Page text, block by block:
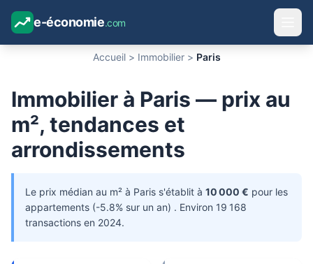
e-économie.com
Accueil > Immobilier > Paris
Immobilier à Paris — prix au
m², tendances et
arrondissements
Le prix médian au m² à Paris s'établit à 10 000 € pour les
appartements (-5.8% sur un an) . Environ 19 168
transactions en 2024.